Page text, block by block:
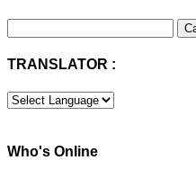
untuk:
TRANSLATOR :
Who's Online